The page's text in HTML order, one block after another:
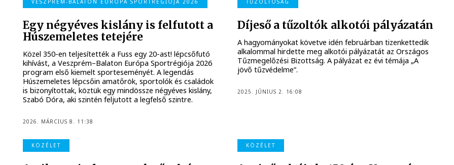
VESZPRÉM-BALATON EURÓPA SPORTRÉGIÓJA 2026
Egy négyéves kislány is felfutott a
Húszemeletes tetejére
Közel 350-en teljesítették a Fuss egy 20-ast! lépcsőfutó
kihívást, a Veszprém–Balaton Európa Sportrégiója 2026
program első kiemelt sporteseményét. A legendás
Húszemeletes lépcsőin amatőrök, sportolók és családok
is bizonyítottak, köztük egy mindössze négyéves kislány,
Szabó Dóra, aki szintén feljutott a legfelső szintre.
2026. MÁRCIUS 8. 11:38
TŰZOLTÓSÁG
Díjeső a tűzoltók alkotói pályázatán
A hagyományokat követve idén februárban tizenkettedik
alkalommal hirdette meg alkotói pályázatát az Országos
Tűzmegelőzési Bizottság. A pályázat ez évi témája „A
jövő tűzvédelme”.
2025. JÚNIUS 2. 16:08
KÖZÉLET KÖZÉLET